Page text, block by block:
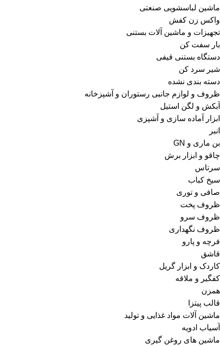
ماشین لباسشویی صنعتی
واکس زن کفش
تجهیزات و ماشین آلات بستنی
بار سفت کن
دستگاه بستنی قیفی
شیر سرد کن
دسته بندی نشده
ظروف و لوازم جانبی رستوران و آشپزخانه
آبکش و لگن استیل
ابزار آماده سازی و آشپزی
انبر
بن ماری و GN
چاقو و ابزار برش
سرتاس
سیخ کباب
صافی و توری
ظروف پخت
ظروف سرو
ظروف نگهداری
فرچه و پارو
قاشق
کاردک و ابزار گریل
کفگیر و ملاقه
همزن
قالب پیتزا
ماشین آلات مواد غذایی و تولید
آسیاب ادویه
ماشین های روغن گیری